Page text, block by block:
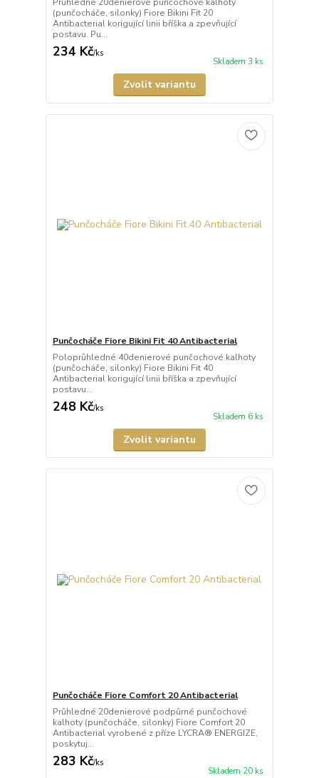
Průhledné 20denierové punčochové kalhoty
(punčocháče, silonky) Fiore Bikini Fit 20
Antibacterial korigující linii bříška a zpevňující
postavu. Pu...
234 Kč/ks
Skladem 3 ks
Zvolit variantu
Punčocháče Fiore Bikini Fit 40 Antibacterial
Poloprůhledné 40denierové punčochové kalhoty
(punčocháče, silonky) Fiore Bikini Fit 40
Antibacterial korigující linii bříška a zpevňující
postavu...
248 Kč/ks
Skladem 6 ks
Zvolit variantu
Punčocháče Fiore Comfort 20 Antibacterial
Průhledné 20denierové podpůrné punčochové
kalhoty (punčocháče, silonky) Fiore Comfort 20
Antibacterial vyrobené z příze LYCRA® ENERGIZE,
poskytuj...
283 Kč/ks
Skladem 20 ks